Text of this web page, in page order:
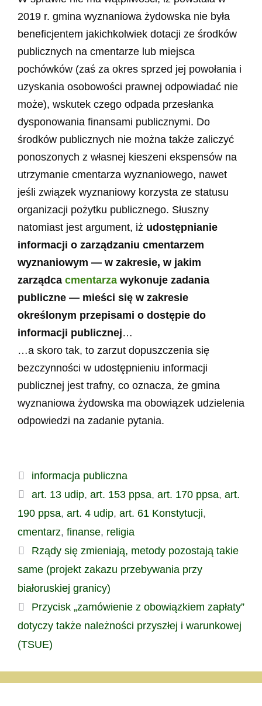
2019 r. gmina wyznaniowa żydowska nie była
beneficjentem jakichkolwiek dotacji ze środków
publicznych na cmentarze lub miejsca
pochówków (zaś za okres sprzed jej powołania i
uzyskania osobowości prawnej odpowiadać nie
może), wskutek czego odpada przesłanka
dysponowania finansami publicznymi. Do
środków publicznych nie można także zaliczyć
ponoszonych z własnej kieszeni ekspensów na
utrzymanie cmentarza wyznaniowego, nawet
jeśli związek wyznaniowy korzysta ze statusu
organizacji pożytku publicznego. Słuszny
natomiast jest argument, iż udostępnianie
informacji o zarządzaniu cmentarzem
wyznaniowym — w zakresie, w jakim
zarządca cmentarza wykonuje zadania
publiczne — mieści się w zakresie
określonym przepisami o dostępie do
informacji publicznej…
…a skoro tak, to zarzut dopuszczenia się
bezczynności w udostępnieniu informacji
publicznej jest trafny, co oznacza, że gmina
wyznaniowa żydowska ma obowiązek udzielenia
odpowiedzi na zadanie pytania.
Kategorie
informacja publiczna
Tagi
art. 13 udip, art. 153 ppsa, art. 170 ppsa, art.
190 ppsa, art. 4 udip, art. 61 Konstytucji,
cmentarz, finanse, religia
Rządy się zmieniają, metody pozostają takie
same (projekt zakazu przebywania przy
białoruskiej granicy)
Przycisk „zamówienie z obowiązkiem zapłaty”
dotyczy także należności przyszłej i warunkowej
(TSUE)